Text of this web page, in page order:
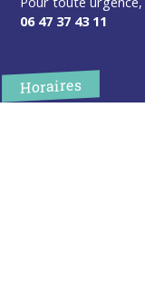
06 47 37 43 11
Horaires